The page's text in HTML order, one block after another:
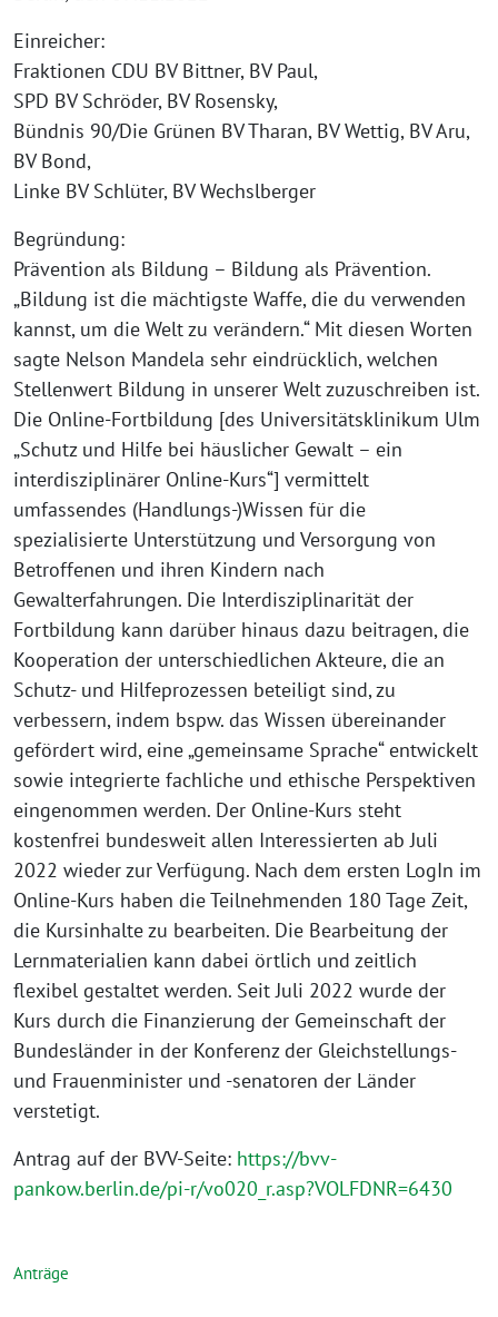
Einreicher:
Fraktionen CDU BV Bittner, BV Paul,
SPD BV Schröder, BV Rosensky,
Bündnis 90/Die Grünen BV Tharan, BV Wettig, BV Aru,
BV Bond,
Linke BV Schlüter, BV Wechslberger
Begründung:
Prävention als Bildung – Bildung als Prävention.
„Bildung ist die mächtigste Waffe, die du verwenden
kannst, um die Welt zu verändern.“ Mit diesen Worten
sagte Nelson Mandela sehr eindrücklich, welchen
Stellenwert Bildung in unserer Welt zuzuschreiben ist.
Die Online-Fortbildung [des Universitätsklinikum Ulm
„Schutz und Hilfe bei häuslicher Gewalt – ein
interdisziplinärer Online-Kurs“] vermittelt
umfassendes (Handlungs-)Wissen für die
spezialisierte Unterstützung und Versorgung von
Betroffenen und ihren Kindern nach
Gewalterfahrungen. Die Interdisziplinarität der
Fortbildung kann darüber hinaus dazu beitragen, die
Kooperation der unterschiedlichen Akteure, die an
Schutz- und Hilfeprozessen beteiligt sind, zu
verbessern, indem bspw. das Wissen übereinander
gefördert wird, eine „gemeinsame Sprache“ entwickelt
sowie integrierte fachliche und ethische Perspektiven
eingenommen werden. Der Online-Kurs steht
kostenfrei bundesweit allen Interessierten ab Juli
2022 wieder zur Verfügung. Nach dem ersten LogIn im
Online-Kurs haben die Teilnehmenden 180 Tage Zeit,
die Kursinhalte zu bearbeiten. Die Bearbeitung der
Lernmaterialien kann dabei örtlich und zeitlich
flexibel gestaltet werden. Seit Juli 2022 wurde der
Kurs durch die Finanzierung der Gemeinschaft der
Bundesländer in der Konferenz der Gleichstellungs-
und Frauenminister und -senatoren der Länder
verstetigt.
Antrag auf der BVV-Seite: https://bvv-
pankow.berlin.de/pi-r/vo020_r.asp?VOLFDNR=6430
Anträge